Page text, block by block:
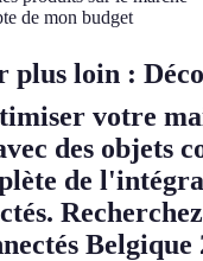
de mon budget
plus loin :
votre
des objets
de
Belgique